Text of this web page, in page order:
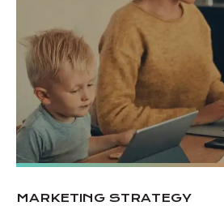
MARKETING STRATEGY